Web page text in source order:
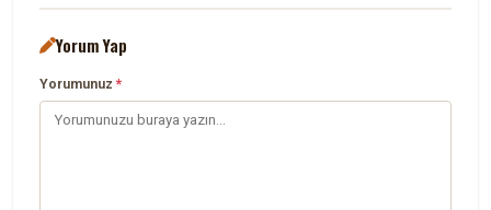
Yorum Yap
Yorumunuz*